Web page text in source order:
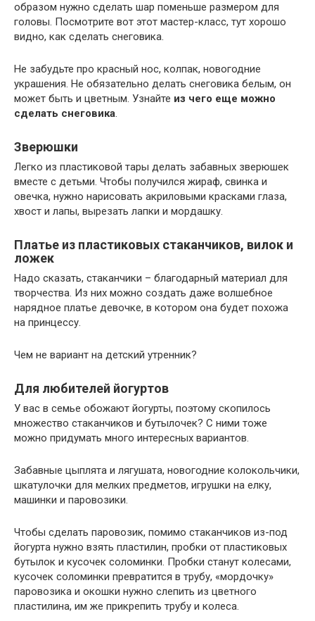
образом нужно сделать шар поменьше размером для
головы. Посмотрите вот этот мастер-класс, тут хорошо
видно, как сделать снеговика.
Не забудьте про красный нос, колпак, новогодние
украшения. Не обязательно делать снеговика белым, он
может быть и цветным. Узнайте из чего еще можно
сделать снеговика.
Зверюшки
Легко из пластиковой тары делать забавных зверюшек
вместе с детьми. Чтобы получился жираф, свинка и
овечка, нужно нарисовать акриловыми красками глаза,
хвост и лапы, вырезать лапки и мордашку.
Платье из пластиковых стаканчиков, вилок и
ложек
Надо сказать, стаканчики – благодарный материал для
творчества. Из них можно создать даже волшебное
нарядное платье девочке, в котором она будет похожа
на принцессу.
Чем не вариант на детский утренник?
Для любителей йогуртов
У вас в семье обожают йогурты, поэтому скопилось
множество стаканчиков и бутылочек? С ними тоже
можно придумать много интересных вариантов.
Забавные цыплята и лягушата, новогодние колокольчики,
шкатулочки для мелких предметов, игрушки на елку,
машинки и паровозики.
Чтобы сделать паровозик, помимо стаканчиков из-под
йогурта нужно взять пластилин, пробки от пластиковых
бутылок и кусочек соломинки. Пробки станут колесами,
кусочек соломинки превратится в трубу, «мордочку»
паровозика и окошки нужно слепить из цветного
пластилина, им же прикрепить трубу и колеса.